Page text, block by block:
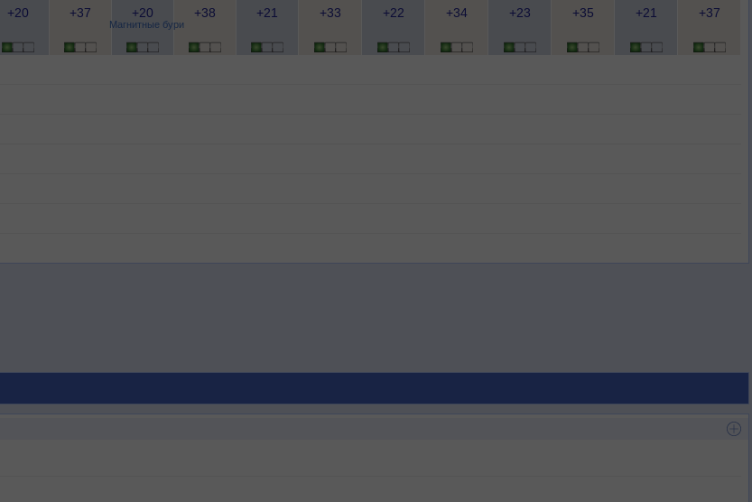
Магнитные бури
+20 +37 +20 +38 +21 +33 +22 +34 +23 +35 +21 +37